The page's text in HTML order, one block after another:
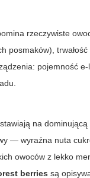
rzeczywiste
posmaków),
pojemność
na dominującą
— wyraźna nuta
owoców z lekko
berries są